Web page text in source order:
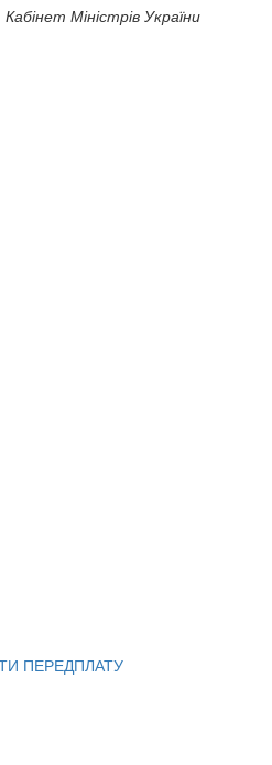
Кабінет Міністрів України
ПЕРЕДПЛАТУ